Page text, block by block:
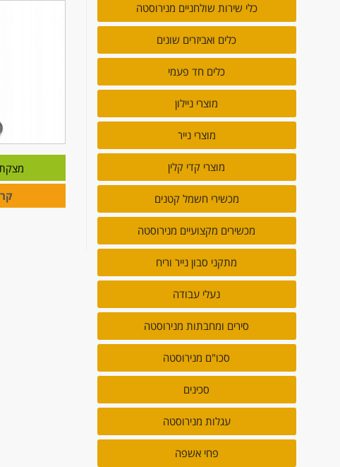
מצקת 7 לרוטב
כלי שירות שולחניים מנירוסטה
כלים ואביזרים שונים
כלים חד פעמי
מוצרי ניילון
מוצרי נייר
מוצרי קדי קלין
מכשירי חשמל קטנים
מכשירים מקצועיים מנירוסטה
מתקני סבון נייר וריח
נעלי עבודה
סירים ומחבתות מנירוסטה
סכו"ם מנירוסטה
סכינים
עגלות מנירוסטה
פחי אשפה